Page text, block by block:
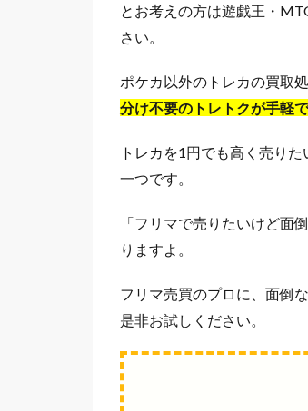
とお考えの方は遊戯王・
さい。
ポケカ以外のトレカの買取
分け不要の トレトクが手軽
トレカを1円でも高く売り
一つです。
「フリマで売りたいけど面
りますよ。
フリマ売買のプロに、面倒
是非お試しください。